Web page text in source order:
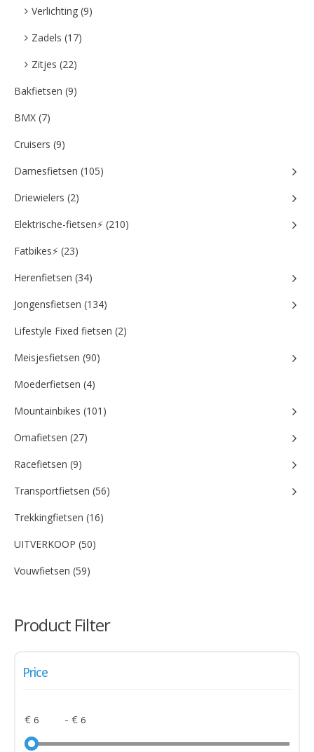
Verlichting (9)
Zadels (17)
Zitjes (22)
Bakfietsen (9)
BMX (7)
Cruisers (9)
Damesfietsen (105)
Driewielers (2)
Elektrische-fietsen⚡ (210)
Fatbikes⚡ (23)
Herenfietsen (34)
Jongensfietsen (134)
Lifestyle Fixed fietsen (2)
Meisjesfietsen (90)
Moederfietsen (4)
Mountainbikes (101)
Omafietsen (27)
Racefietsen (9)
Transportfietsen (56)
Trekkingfietsen (16)
UITVERKOOP (50)
Vouwfietsen (59)
Product Filter
Price
€ - €